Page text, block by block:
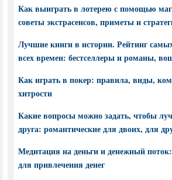
Как выиграть в лотерею с помощью
советы экстрасенсов, приметы и
Лучшие книги в истории. Рейтинг
всех времен: бестселлеры и романы,
Как играть в покер: правила, виды,
хитрости
Какие вопросы можно задать, чтобы
друга: романтические для двоих, для
Медитация на деньги и денежный
для привлечения денег